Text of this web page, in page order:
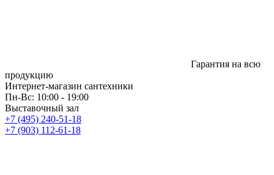
Гарантия на всю
продукцию
Интернет-магазин сантехники
Пн-Вс: 10:00 - 19:00
Выставочный зал
+7 (495) 240-51-18
+7 (903) 112-61-18